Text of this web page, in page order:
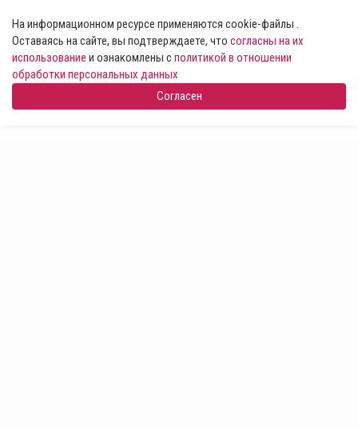
На информационном ресурсе применяются cookie-файлы .
Оставаясь на сайте, вы подтверждаете, что согласны на их
использование и ознакомлены сполитикой в отношении
обработки персональных данных
Согласен